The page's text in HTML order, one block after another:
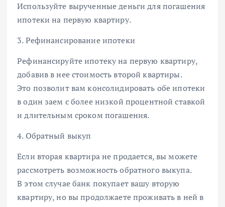
Используйте вырученные деньги для погашения
ипотеки на первую квартиру.
3. Рефинансирование ипотеки
Рефинансируйте ипотеку на первую квартиру,
добавив в нее стоимость второй квартиры.
Это позволит вам консолидировать обе ипотеки
в один заем с более низкой процентной ставкой
и длительным сроком погашения.
4. Обратный выкуп
Если вторая квартира не продается, вы можете
рассмотреть возможность обратного выкупа.
В этом случае банк покупает вашу вторую
квартиру, но вы продолжаете проживать в ней в